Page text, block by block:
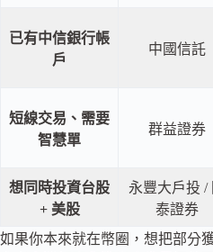
已有中信銀行帳
戶
中國信託
短線交易、需要
智慧單
群益證券
想同時投資台股
+ 美股
永豐大戶投 /
泰證券
如果你本來就在幣圈，想把部分